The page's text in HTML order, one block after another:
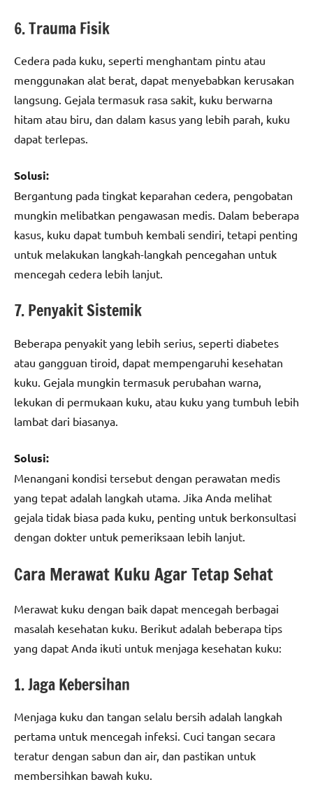
6. Trauma Fisik
Cedera pada kuku, seperti menghantam pintu atau
menggunakan alat berat, dapat menyebabkan kerusakan
langsung. Gejala termasuk rasa sakit, kuku berwarna
hitam atau biru, dan dalam kasus yang lebih parah, kuku
dapat terlepas.
Solusi:
Bergantung pada tingkat keparahan cedera, pengobatan
mungkin melibatkan pengawasan medis. Dalam beberapa
kasus, kuku dapat tumbuh kembali sendiri, tetapi penting
untuk melakukan langkah-langkah pencegahan untuk
mencegah cedera lebih lanjut.
7. Penyakit Sistemik
Beberapa penyakit yang lebih serius, seperti diabetes
atau gangguan tiroid, dapat mempengaruhi kesehatan
kuku. Gejala mungkin termasuk perubahan warna,
lekukan di permukaan kuku, atau kuku yang tumbuh lebih
lambat dari biasanya.
Solusi:
Menangani kondisi tersebut dengan perawatan medis
yang tepat adalah langkah utama. Jika Anda melihat
gejala tidak biasa pada kuku, penting untuk berkonsultasi
dengan dokter untuk pemeriksaan lebih lanjut.
Cara Merawat Kuku Agar Tetap Sehat
Merawat kuku dengan baik dapat mencegah berbagai
masalah kesehatan kuku. Berikut adalah beberapa tips
yang dapat Anda ikuti untuk menjaga kesehatan kuku:
1. Jaga Kebersihan
Menjaga kuku dan tangan selalu bersih adalah langkah
pertama untuk mencegah infeksi. Cuci tangan secara
teratur dengan sabun dan air, dan pastikan untuk
membersihkan bawah kuku.